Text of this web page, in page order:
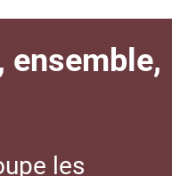
ensemble,
les